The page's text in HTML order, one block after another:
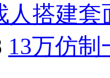
人搭建
13万仿制